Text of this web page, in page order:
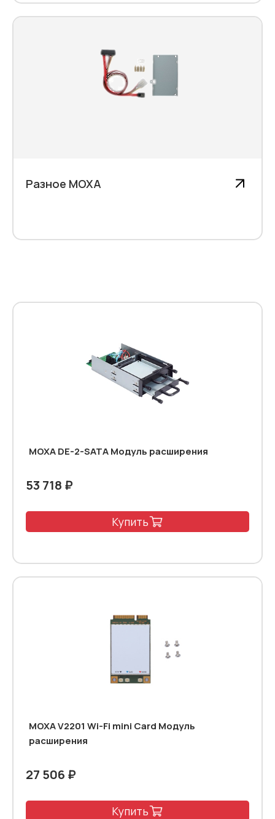
Разное MOXA
MOXA DE-2-SATA Модуль расширения
53 718 ₽
Купить
МОХА V2201 Wi-Fi mini Card Модуль
расширения
27 506 ₽
Купить